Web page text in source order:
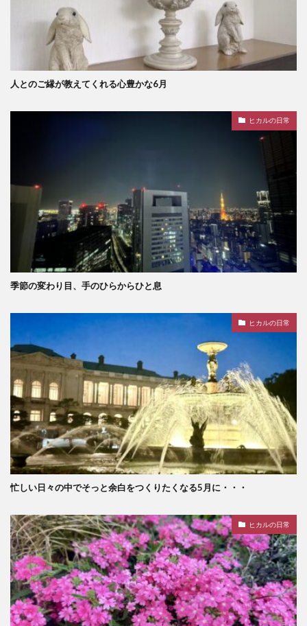
人とのご縁が教えてくれる心豊かな6月
ヒカルの日常
季節の変わり目、手のひらからひと息
ヒカルの日常
忙しい日々の中でそっと余白をつくりたくなる5月に・・・
ヒカルの日常